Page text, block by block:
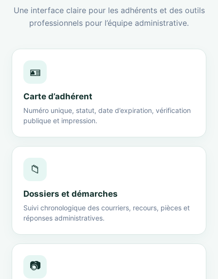
Une interface claire pour les adhérents et des outils
professionnels pour l’équipe administrative.
🪪
Carte d’adhérent
Numéro unique, statut, date d’expiration, vérification
publique et impression.
📁
Dossiers et démarches
Suivi chronologique des courriers, recours, pièces et
réponses administratives.
📷